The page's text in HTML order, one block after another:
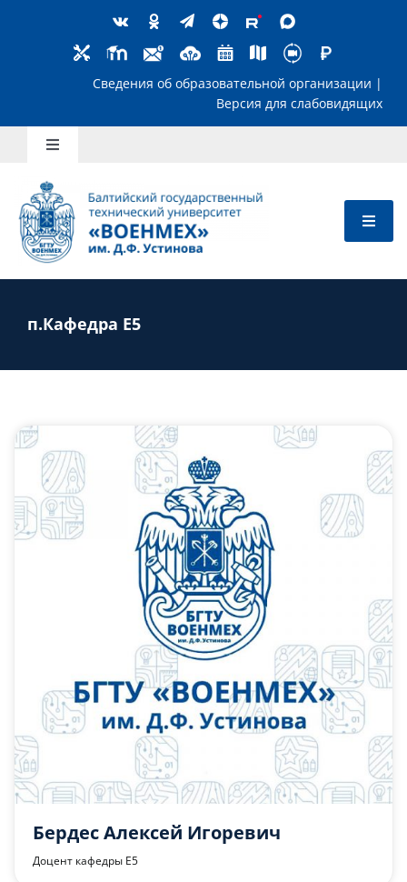
Сведения об образовательной
Toggle
Школьникам
Абитуриентам
Преподавателям
Слушателям
Партнерам
п.Кафедра Е5
Бердес Алексей Игоревич
Доцент кафедры Е5